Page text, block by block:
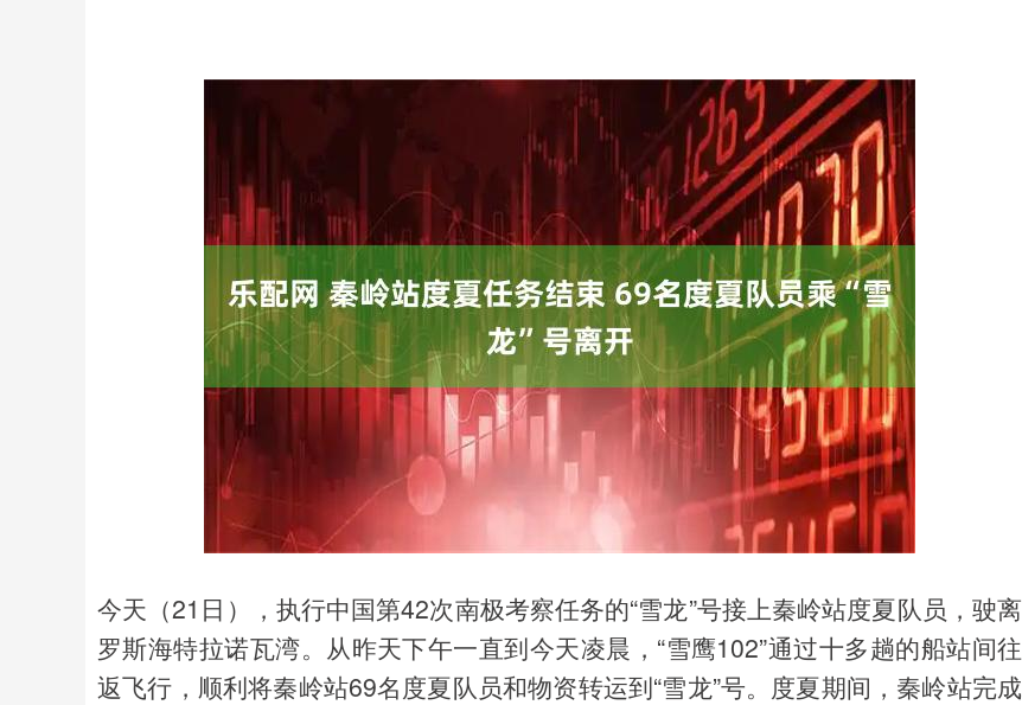
今天（21日），执行中国第42次南极考察任务的“雪龙”号接上秦岭站度夏队员，驶离
罗斯海特拉诺瓦湾。从昨天下午一直到今天凌晨，“雪鹰102”通过十多趟的船站间往
返飞行，顺利将秦岭站69名度夏队员和物资转运到“雪龙”号。度夏期间，秦岭站完成
上证指数 3900.35 21.92 深证成指 14110.12 -34.08